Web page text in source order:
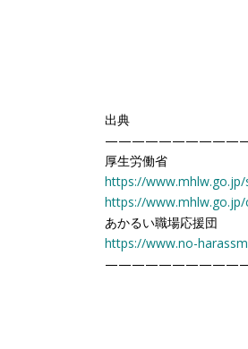
出典
厚生労働省
https://
https://
あかるい職場応援団
https://www.no-